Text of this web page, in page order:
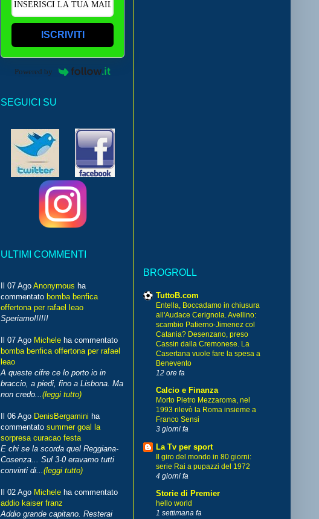
ISCRIVITI
Powered by
SEGUICI SU
ULTIMI COMMENTI
Il 07 Ago Anonymous ha
commentato bomba benfica
offertona per rafael leao
Speriamo!!!!!!
Il 07 Ago Michele ha commentato
bomba benfica offertona per rafael
leao
A queste cifre ce lo porto io in
braccio, a piedi, fino a Lisbona. Ma
non credo... (leggi tutto)
Il 06 Ago DenisBergamini ha
commentato summer goal la
sorpresa curacao festa
E chi se la scorda quel Reggiana-
Cosenza... Sul 3-0 eravamo tutti
convinti di... (leggi tutto)
Il 02 Ago Michele ha commentato
addio kaiser franz
Addio grande capitano. Resterai
BROGROLL
TuttoB.com
Entella, Boccadamo in chiusura
all'Audace Cerignola. Avellino:
scambio Patierno-Jimenez col
Catania? Desenzano, preso
Cassin dalla Cremonese. La
Casertana vuole fare la spesa a
Benevento
12 ore fa
Calcio e Finanza
Morto Pietro Mezzaroma, nel
1993 rilevò la Roma insieme a
Franco Sensi
3 giorni fa
La Tv per sport
Il giro del mondo in 80 giorni:
serie Rai a pupazzi del 1972
4 giorni fa
Storie di Premier
hello world
1 settimana fa